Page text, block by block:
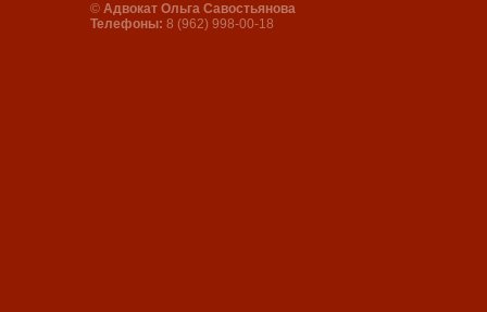
© Адвокат Ольга Савостьянова
Телефоны: 8 (962) 998-00-18